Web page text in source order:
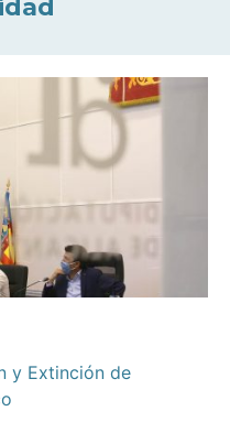
y Extinción de